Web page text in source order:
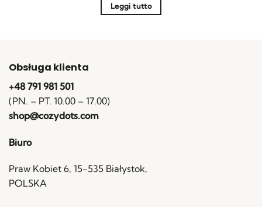
Leggi tutto
Obsługa klienta
+48 791 981 501
(PN. – PT. 10.00 – 17.00)
shop@cozydots.com
Biuro
Praw Kobiet 6, 15-535 Białystok,
POLSKA